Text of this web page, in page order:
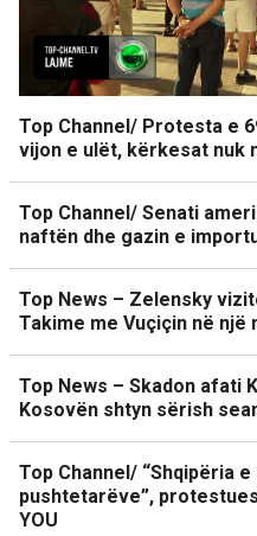
Top Channel/ Protesta e
vijon e ulët, kërkesat nuk
Top Channel/ Senati
naftën dhe gazin e
Top News – Zelensky
Takime me Vuçiçin në një
Top News – Skadon afati
Kosovën shtyn sërish
Top Channel/ “Shqipëria
pushtetarëve”,
YOU